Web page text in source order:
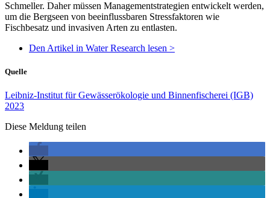
Schmeller. Daher müssen Managementstrategien entwickelt werden,
um die Bergseen von beeinflussbaren Stressfaktoren wie
Fischbesatz und invasiven Arten zu entlasten.
Den Artikel in Water Research lesen >
Quelle
Leibniz-Institut für Gewässerökologie und Binnenfischerei (IGB)
2023
Diese Meldung teilen